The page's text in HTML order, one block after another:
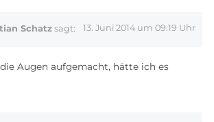
Schatz sagt: 13. Juni 2014 um 09:19 Uhr
Augen aufgemacht, hätte ich es